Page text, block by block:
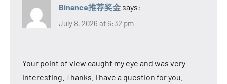
Binance推荐奖金 says:
July 8, 2026 at 6:32 pm
Your point of view caught my eye and was very
interesting. Thanks. I have a question for you.